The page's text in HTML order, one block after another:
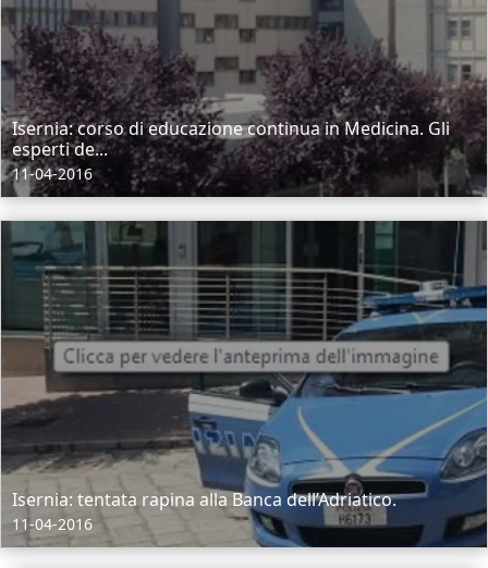
Isernia: corso di educazione continua in Medicina. Gli
esperti de...
11-04-2016
Isernia: tentata rapina alla Banca dell’Adriatico.
11-04-2016